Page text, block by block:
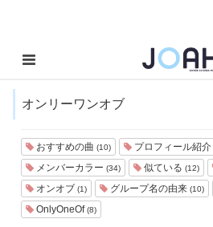
オンリーワンオブ
おすすめの曲 (10) プロフィール紹介
メンバーカラー (34) 似ている (12)
オンオブ (1) グループ名の由来 (10)
OnlyOneOf(8)